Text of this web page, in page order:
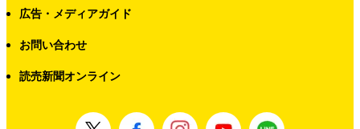
広告・メディアガイド
お問い合わせ
読売新聞オンライン